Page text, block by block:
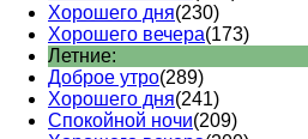
Хорошего дня(230)
Хорошего вечера(173)
Летние:
Доброе утро(289)
Хорошего дня(241)
Спокойной ночи(209)